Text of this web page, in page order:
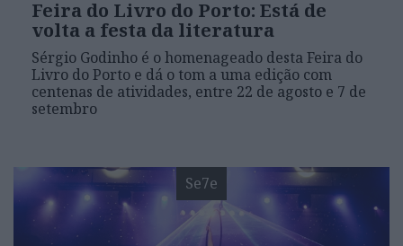
Feira do Livro do Porto: Está de
volta a festa da literatura
Sérgio Godinho é o homenageado desta Feira do
Livro do Porto e dá o tom a uma edição com
centenas de atividades, entre 22 de agosto e 7 de
setembro
Se7e